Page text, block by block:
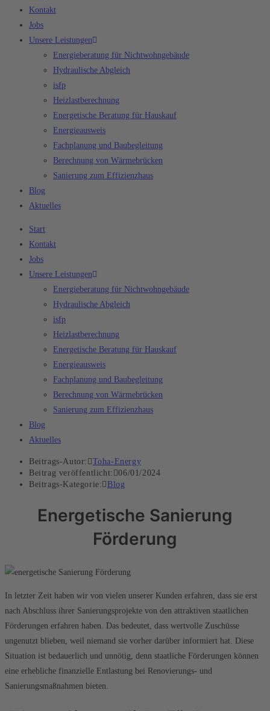
Kontakt
Jobs
Unsere Leistungen
Energieberatung für Nichtwohngebäude
Hydraulische Abgleich
isfp
Heizlastberechnung
Energetische Beratung für Hauskauf
Energieausweis
Fachplanung und Baubegleitung
Berechnung von Wärmebrücken
Sanierung zum Effizienzhaus
Blog
Aktuelles
Start
Kontakt
Jobs
Unsere Leistungen
Energieberatung für Nichtwohngebäude
Hydraulische Abgleich
isfp
Heizlastberechnung
Energetische Beratung für Hauskauf
Energieausweis
Fachplanung und Baubegleitung
Berechnung von Wärmebrücken
Sanierung zum Effizienzhaus
Blog
Aktuelles
Beitrags-Autor:
Toha-Energy
Beitrag veröffentlicht:
06/01/2024
Beitrags-Kategorie:
Blog
Energetische Sanierung
Förderung
In letzter Zeit haben wir von vielen unserer Kunden erfahren, dass sie erst
nach Abschluss ihrer Sanierungsprojekte von den attraktiven staatlichen
Förderungen erfahren haben. Das bedeutet, dass wertvolle Zuschüsse
ungenutzt blieben, weil niemand sie vorher darüber informiert hat. Diese
Situation ist bedauerlich und unnötig, denn staatliche Förderungen können
eine erhebliche finanzielle Entlastung bei Renovierungs- und
Sanierungsmaßnahmen bieten.